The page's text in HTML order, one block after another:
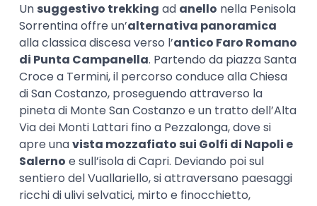
Un suggestivo trekking ad anello nella Penisola
Sorrentina offre un’alternativa panoramica
alla classica discesa verso l’antico Faro Romano
di Punta Campanella. Partendo da piazza Santa
Croce a Termini, il percorso conduce alla Chiesa
di San Costanzo, proseguendo attraverso la
pineta di Monte San Costanzo e un tratto dell’Alta
Via dei Monti Lattari fino a Pezzalonga, dove si
apre unavista mozzafiato sui Golfi di Napoli e
Salerno e sull’isola di Capri. Deviando poi sul
sentiero del Vuallariello, si attraversano paesaggi
ricchi di ulivi selvatici, mirto e finocchietto,